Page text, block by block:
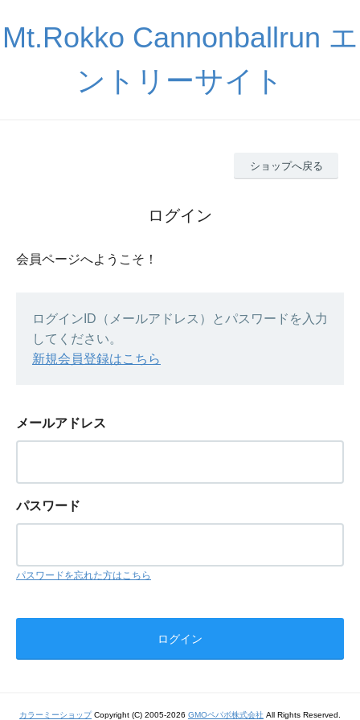
Mt.Rokko Cannonballrun エ
ントリーサイト
ショップへ戻る
ログイン
会員ページへようこそ！
ログインID（メールアドレス）とパスワードを入力
してください。
新規会員登録はこちら
メールアドレス
パスワード
パスワードを忘れた方はこちら
カラーミーショップCopyright (C) 2005-2026 GMOペパボ株式会社 All Rights Reserved.